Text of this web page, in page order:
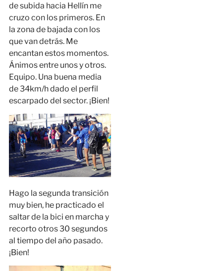
de subida hacia Hellín me
cruzo con los primeros. En
la zona de bajada con los
que van detrás. Me
encantan estos momentos.
Ánimos entre unos y otros.
Equipo. Una buena media
de 34km/h dado el perfil
escarpado del sector. ¡Bien!
Hago la segunda transición
muy bien, he practicado el
saltar de la bici en marcha y
recorto otros 30 segundos
al tiempo del año pasado.
¡Bien!